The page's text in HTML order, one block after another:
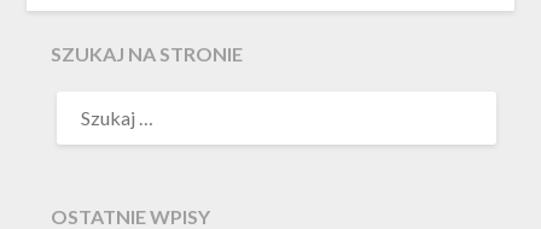
SZUKAJ NA STRONIE
OSTATNIE WPISY